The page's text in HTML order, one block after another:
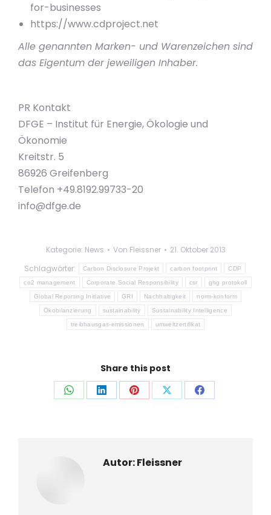
for-businesses
https://www.cdproject.net
Alle genannten Marken- und Warenzeichen sind
das Eigentum der jeweiligen Inhaber.
PR Kontakt
DFGE – Institut für Energie, Ökologie und
Ökonomie
Kreitstr. 5
86926 Greifenberg
Telefon +49.8192.99733-20
info@dfge.de
Kategorie: News Von Fleissner
21. Oktober 2013
Schlagwörter:
Carbon Disclosure Projekt carbon footprint CDP
co2 management Corporate Social Responsibility csr ghg protokoll
Global Reporting Initiative GRI Nachhaltigkeit norm-konform
Ökobilanzierung sustainability Sustainability Intelligence
treibhausgas-emissionen umweltzertifikat
Share this post
Auf
Auf
Auf
Auf
Auf
Autor:Fleissner